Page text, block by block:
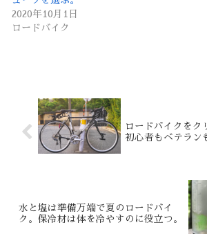
2020年10月1日
ロードバイク
ロードバイクをク
初心者もベテラン
水と塩は準備万端で夏のロードバイ
ク。保冷材は体を冷やすのに役立つ。